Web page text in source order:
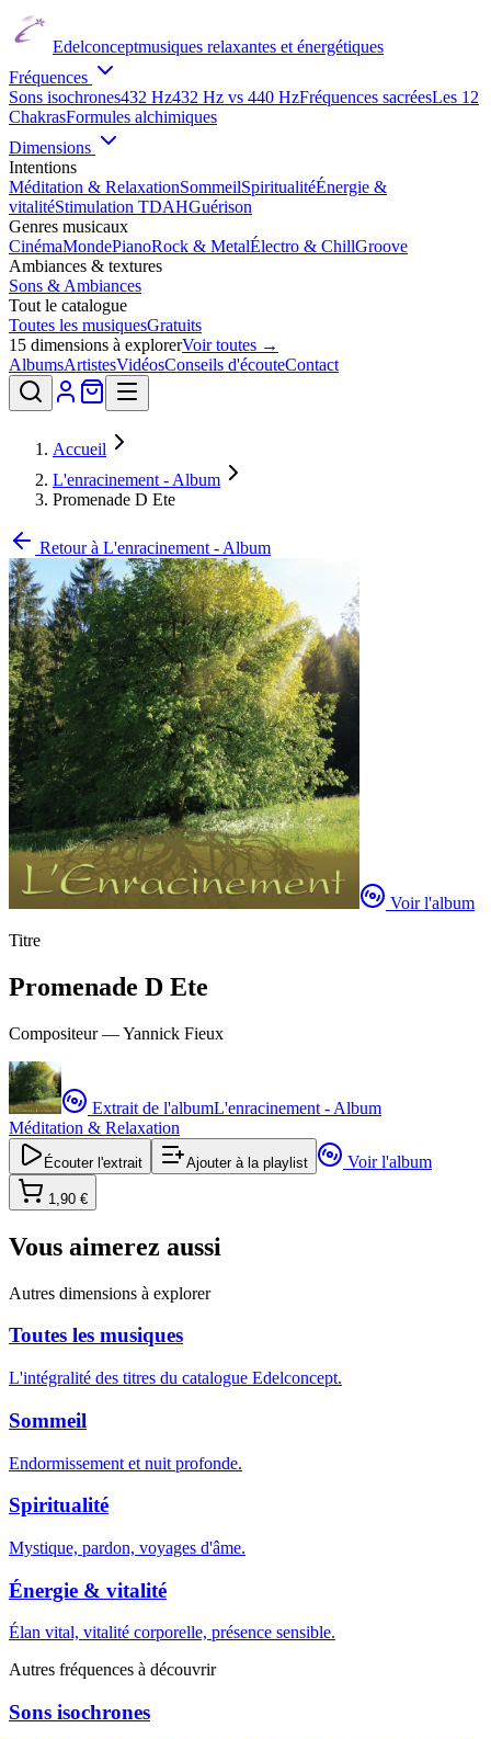
Edelconceptmusiques relaxantes et énergétiques
Fréquences
Sons isochrones432 Hz432 Hz vs 440 HzFréquences sacréesLes 12
ChakrasFormules alchimiques
Dimensions
Intentions
Méditation & RelaxationSommeilSpiritualitéÉnergie &
vitalitéStimulation TDAHGuérison
Genres musicaux
CinémaMondePianoRock & MetalÉlectro & ChillGroove
Ambiances & textures
Sons & Ambiances
Tout le catalogue
Toutes les musiquesGratuits
15 dimensions à explorerVoir toutes →
AlbumsArtistesVidéosConseils d'écouteContact
Accueil
L'enracinement - Album
Promenade D Ete
Retour à L'enracinement - Album
Voir l'album
Titre
Promenade D Ete
Compositeur —Yannick Fieux
Extrait de l'albumL'enracinement - Album
Méditation & Relaxation
Écouter l'extrait Ajouter à la playlist Voir l'album
1,90 €
Vous aimerez aussi
Autres dimensions à explorer
Toutes les musiques
L'intégralité des titres du catalogue Edelconcept.
Sommeil
Endormissement et nuit profonde.
Spiritualité
Mystique, pardon, voyages d'âme.
Énergie & vitalité
Élan vital, vitalité corporelle, présence sensible.
Autres fréquences à découvrir
Sons isochrones